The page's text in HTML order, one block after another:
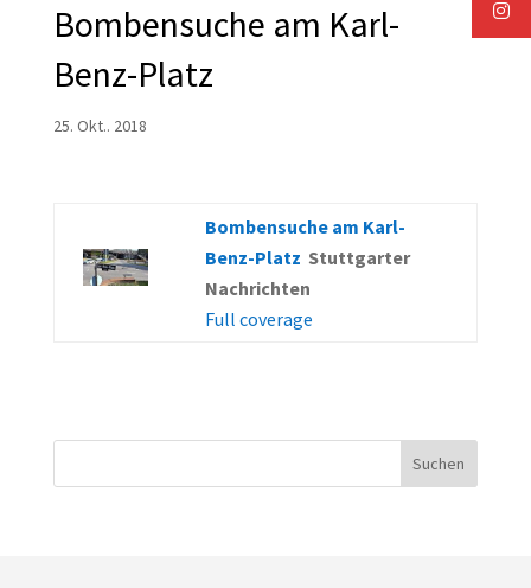
Bombensuche am Karl-
Benz-Platz
25. Okt.. 2018
Bombensuche am Karl-
Benz-Platz Stuttgarter
Nachrichten
Full coverage
Suchen